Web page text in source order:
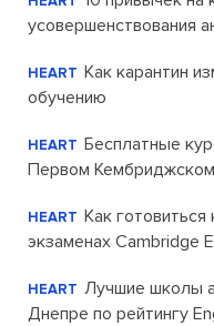
усовершенствования
HEART Как карантин
обучению
HEART Бесплатные
Первом
HEART Как готовиться
экзаменах Cambridge
HEART Лучшие школы
Днепре по рейтингу